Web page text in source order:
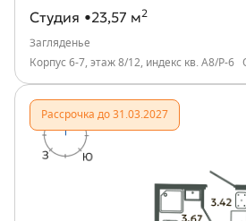
Студия 23,57 м2
Загляденье
Корпус 6-7, этаж 8/12, индекс кв. А8/Р-6
Рассрочка до 31.03.2027